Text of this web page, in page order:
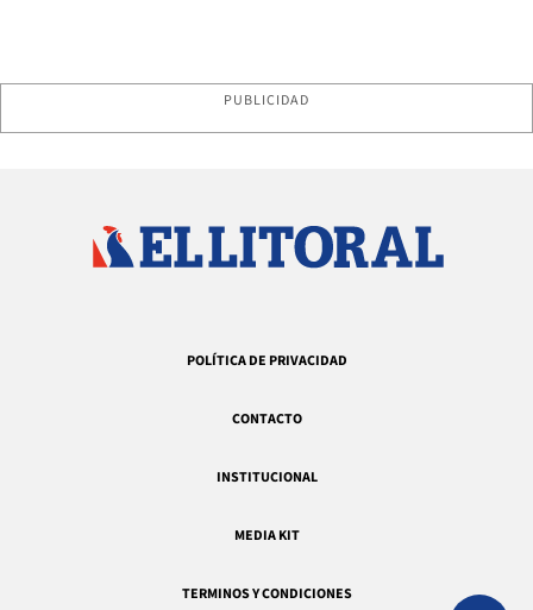
PUBLICIDAD
POLÍTICA DE PRIVACIDAD
CONTACTO
INSTITUCIONAL
MEDIA KIT
TERMINOS Y CONDICIONES